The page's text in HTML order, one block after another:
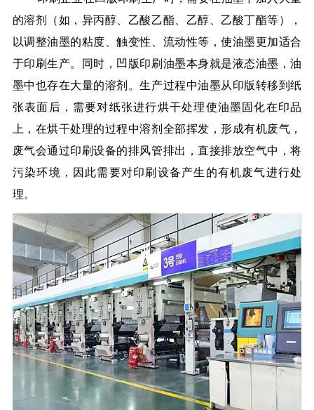
的溶剂（如，异丙醇、乙酸乙酯、乙醇、乙酸丁酯等），
以调整油墨的粘度、触变性、流动性等，使油墨更加适合
于印刷生产。同时，凹版印刷油墨本身就是液态油墨，油
墨中也存在大量的溶剂。生产过程中油墨从印版转移到纸
张表面后，需要对纸张进行烘干处理使油墨固化在印品
上，在烘干处理的过程中溶剂全部挥发，形成有机废气，
废气会通过印刷设备的排风管排出，直接排放空气中，将
污染环境，因此需要对印刷设备产生的有机废气进行处
理。